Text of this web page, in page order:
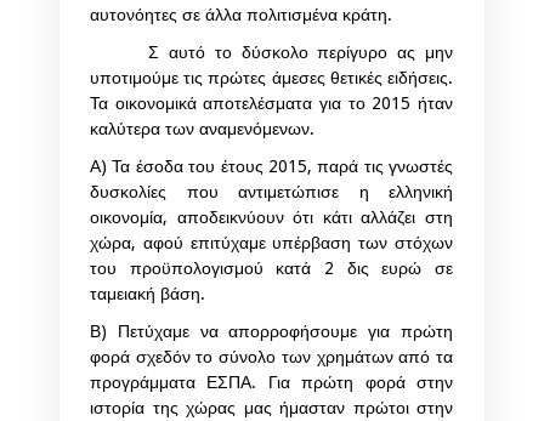
αυτονόητες σε άλλα πολιτισμένα κράτη.
Σ αυτό το δύσκολο περίγυρο ας μην
υποτιμούμε τις πρώτες άμεσες θετικές ειδήσεις.
Τα οικονομικά αποτελέσματα για το 2015 ήταν
καλύτερα των αναμενόμενων.
Α) Τα έσοδα του έτους 2015, παρά τις γνωστές
δυσκολίες που αντιμετώπισε η ελληνική
οικονομία, αποδεικνύουν ότι κάτι αλλάζει στη
χώρα, αφού επιτύχαμε υπέρβαση των στόχων
του προϋπολογισμού κατά 2 δις ευρώ σε
ταμειακή βάση.
Β) Πετύχαμε να απορροφήσουμε για πρώτη
φορά σχεδόν το σύνολο των χρημάτων από τα
προγράμματα ΕΣΠΑ. Για πρώτη φορά στην
ιστορία της χώρας μας ήμασταν πρώτοι στην